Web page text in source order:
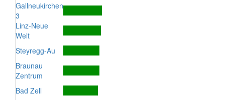
Gallneukirchen
3
Linz-Neue
Welt
Steyregg-Au
Braunau
Zentrum
Bad Zell